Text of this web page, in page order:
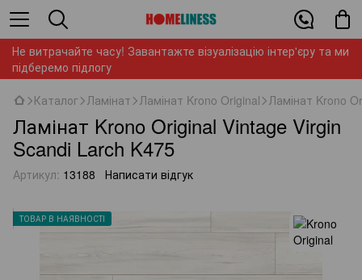
Не витрачайте часу! Завантажте візуалізацію інтер'єру та ми
підберемо підлогу
Каталог Ламінат Ламінат Krono Original Ламінат Krono
Ламінат Krono Original Vintage Virgin
Scandi Larch K475
Артикул: 13188 Написати відгук
ТОВАР В НАЯВНОСТІ